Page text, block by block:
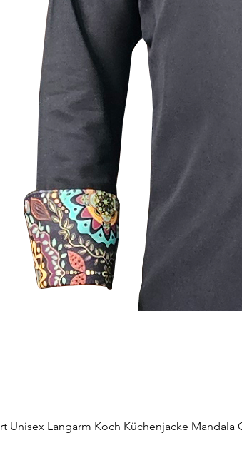
Unisex Langarm Koch Küchenjacke Mandala